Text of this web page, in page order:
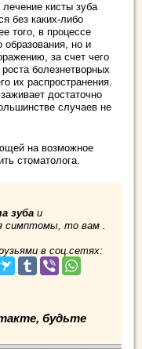
кисты зуба
без каких-либо
того, в процессе
образования, но и
за счет чего
болезнетворных
их распространения.
достаточно
случаев не
на возможное
стоматолога.
зуба и
симптомы, то вам .
в соц.сетях:
будьте